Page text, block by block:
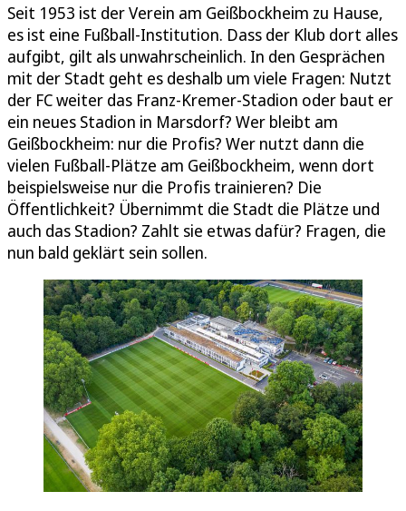
Seit 1953 ist der Verein am Geißbockheim zu Hause,
es ist eine Fußball-Institution. Dass der Klub dort alles
aufgibt, gilt als unwahrscheinlich. In den Gesprächen
mit der Stadt geht es deshalb um viele Fragen: Nutzt
der FC weiter das Franz-Kremer-Stadion oder baut er
ein neues Stadion in Marsdorf? Wer bleibt am
Geißbockheim: nur die Profis? Wer nutzt dann die
vielen Fußball-Plätze am Geißbockheim, wenn dort
beispielsweise nur die Profis trainieren? Die
Öffentlichkeit? Übernimmt die Stadt die Plätze und
auch das Stadion? Zahlt sie etwas dafür? Fragen, die
nun bald geklärt sein sollen.